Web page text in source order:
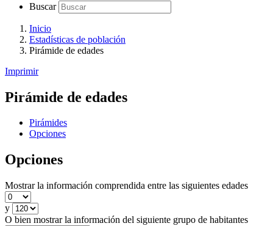
Buscar
Inicio
Estadísticas de población
Pirámide de edades
Imprimir
Pirámide de edades
Pirámides
Opciones
Opciones
Mostrar la información comprendida entre las siguientes edades
y
O bien mostrar la información del siguiente grupo de habitantes